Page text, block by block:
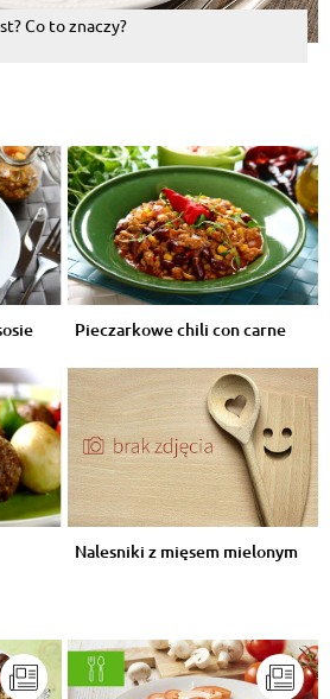
Co to znaczy?
Pieczarkowe chili con carne
Nalesniki z mięsem mielonym